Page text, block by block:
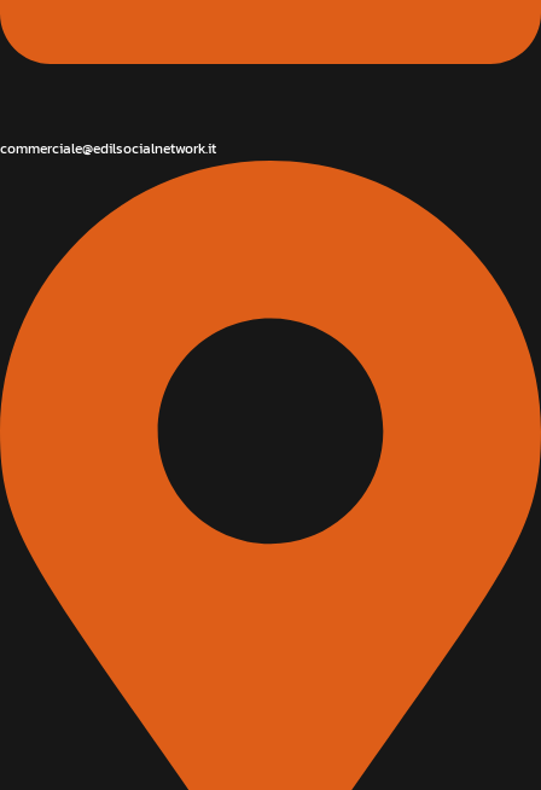
commerciale@edilsocialnetwork.it